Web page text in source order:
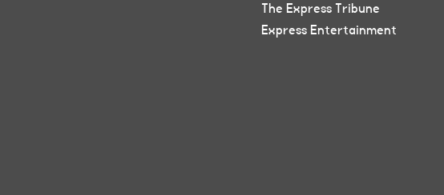
The Express Tribune
Express Entertainment